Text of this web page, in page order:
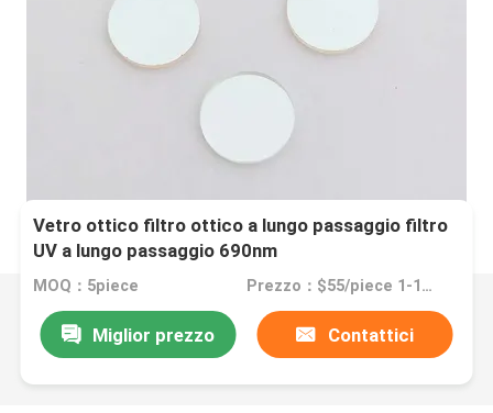
Vetro ottico filtro ottico a lungo passaggio filtro
UV a lungo passaggio 690nm
MOQ：5piece Prezzo：$55/piece 1-10pieces; $30/piece 11-50pieces; $20/piece >=51pieces
Miglior prezzo Contattici